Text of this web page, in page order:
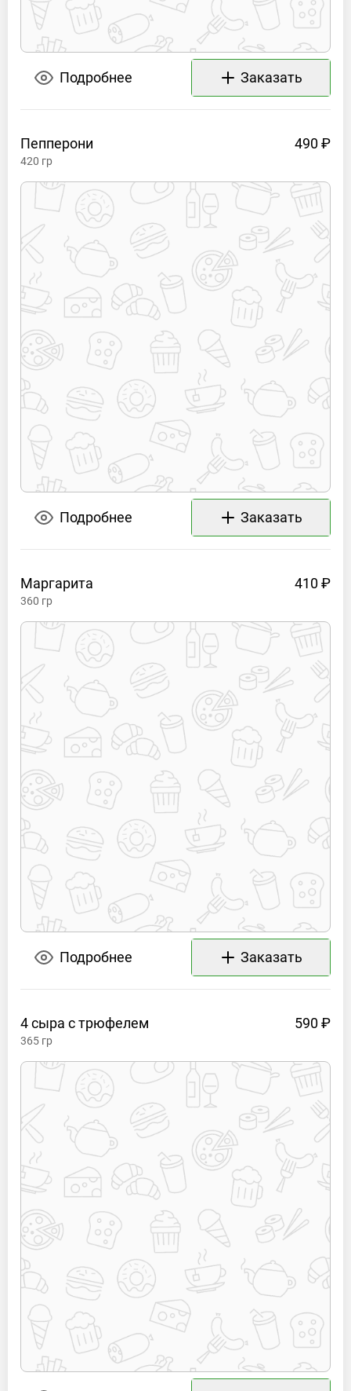
Подробнее Заказать
Пепперони 490 ₽
420 гр
Подробнее Заказать
Маргарита 410 ₽
360 гр
Подробнее Заказать
4 сыра стрюфелем 590 ₽
365 гр